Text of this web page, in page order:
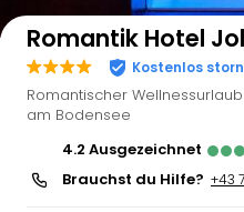
Romantik Hotel
Kostenlos
Romantischer
am Bodensee
4.2
ausgezeichnet
Brauchst du Hilfe? +43